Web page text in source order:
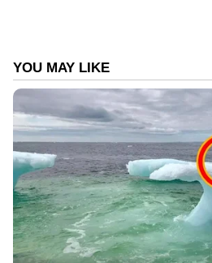
മാറുന്ന കാലത്തെ
കണക്കിലെടുത്ത് ഈ
ഊന്നല്‍ കൊടുക്കുന്നതിന്
വാണിജ്യ ഡയറക്ട്രേറ്റിന്
വാണിജ്യ വിഭാഗം